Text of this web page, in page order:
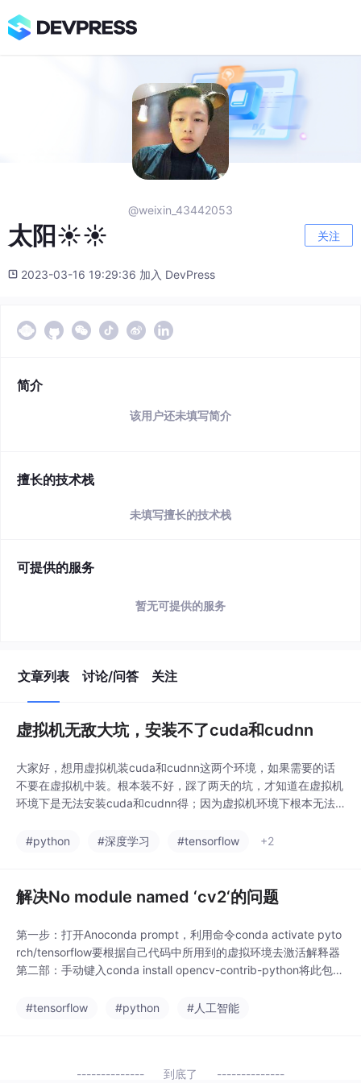
@weixin_43442053
太阳☀☀ 关注
2023-03-16 19:29:36 加入 DevPress
简介
该用户还未填写简介
擅长的技术栈
未填写擅长的技术栈
可提供的服务
暂无可提供的服务
文章列表 讨论/问答 关注
虚拟机无敌大坑，安装不了cuda和cudnn
大家好，想用虚拟机装cuda和cudnn这两个环境，如果需要的话
不要在虚拟机中装。根本装不好，踩了两天的坑，才知道在虚拟机
环境下是无法安装cuda和cudnn得；因为虚拟机环境下根本无法
da和cudnn得同学，请选择双系统或硬盘吧，千万别入坑
#python #深度学习 #tensorflow +2
解决No module named ‘cv2‘的问题
第一步：打开Anoconda prompt，利用命令conda activate pyto
rch/tensorflow要根据自己代码中所用到的虚拟环境去激活解释器
第二部：手动键入conda install opencv-contrib-python将此包导
导入，所用只能通过Anaconda prompt环境对其进行导入...
#tensorflow #python #人工智能
到底了